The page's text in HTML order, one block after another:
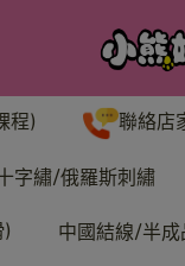
程) 聯絡店
字繡/俄羅斯刺繡
中國結線/半